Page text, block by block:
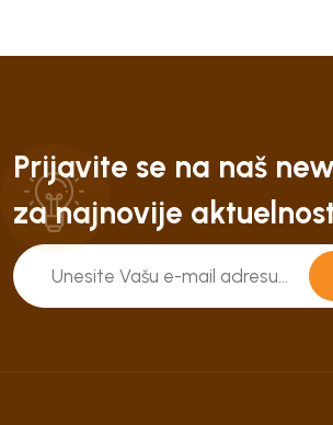
Prijavite se na naš
za najnovije